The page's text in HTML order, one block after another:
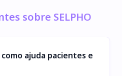
sobre SELPHO
como ajuda pacientes e